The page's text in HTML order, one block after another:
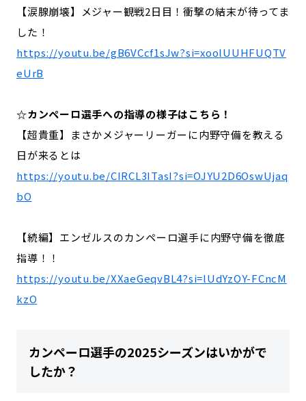
【涙腺崩壊】メジャー観戦2日目！衝撃の結末が待ってま
した！
https://youtu.be/gB6VCcf1sJw?si=xoolUUHFUQTV
eUrB
☆カンペーロ選手への指導の様子はこちら！
【超貴重】まさかメジャーリーガーに内野守備を教える
日が来るとは
https://youtu.be/CIRCL3ITasI?si=OJYU2D6OswUjaq
bO
【続編】エンゼルスのカンペーロ選手に内野守備を徹底
指導！！
https://youtu.be/XXaeGeqvBL4?si=lUdYzOY-FCncM
kzO
カンペーロ選手の2025シーズンはいかがで
したか？